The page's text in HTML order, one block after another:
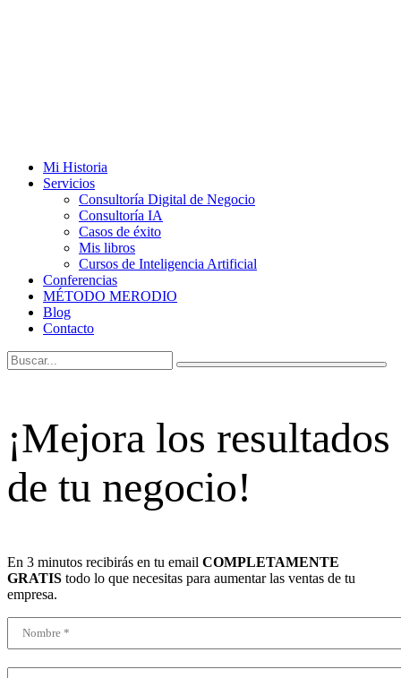
Mi Historia
Servicios
Consultoría Digital de Negocio
Consultoría IA
Casos de éxito
Mis libros
Cursos de Inteligencia Artificial
Conferencias
MÉTODO MERODIO
Blog
Contacto
¡Mejora los resultados
de tu negocio!
En 3 minutos recibirás en tu email COMPLETAMENTE
GRATIS todo lo que necesitas para aumentar las ventas de tu
empresa.